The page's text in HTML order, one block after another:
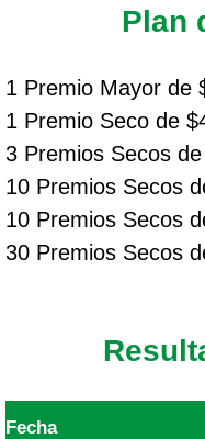
Plan
1 Premio Mayor de
1 Premio Seco de
3 Premios Secos
10 Premios Secos
10 Premios Secos
30 Premios Secos
Fecha